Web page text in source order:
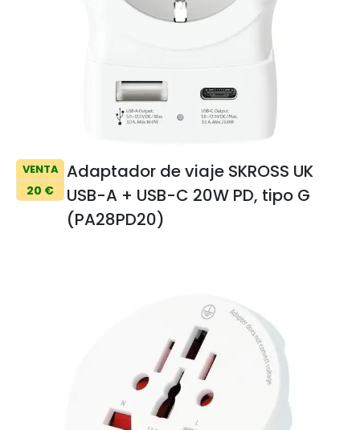
VENTA
20 €
Adaptador de viaje SKROSS UK
USB-A + USB-C 20W PD, tipo G
(PA28PD20)